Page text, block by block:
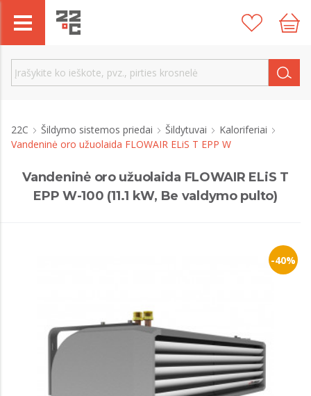
22C Šildymo sistemos priedai Šildytuvai
Kaloriferiai
Vandeninė oro užuolaida FLOWAIR ELiS T EPP W
Vandeninė oro užuolaida FLOWAIR ELiS T
EPP W-100 (11.1 kW, Be valdymo pulto)
-40%